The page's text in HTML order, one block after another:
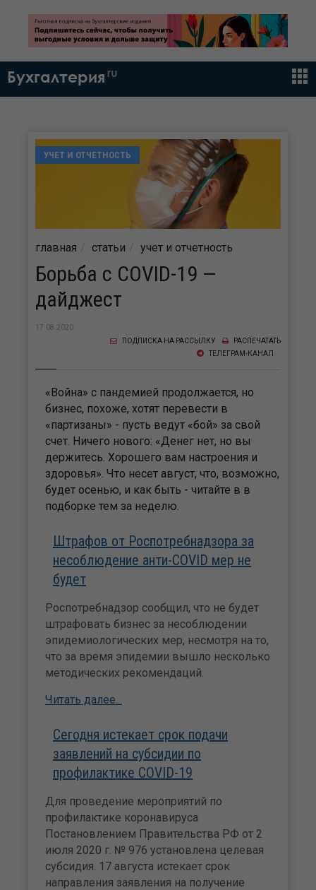
Бухгалтерия ru
УЧЕТ И ОТЧЕТНОСТЬ
главная статьи учет и отчетность
Борьба с COVID-19 —
дайджест
17.08.2020
РАСПЕЧАТАТЬ
ПОДПИСКА НА РАССЫЛКУ
ТЕЛЕГРАМ-КАНАЛ
«Война» с пандемией продолжается, но
бизнес, похоже, хотят перевести в
«партизаны» - пусть ведут «бой» за свой
счет. Ничего нового: «Денег нет, но вы
держитесь. Хорошего вам настроения и
здоровья». Что несет август, что, возможно,
будет осенью, и как быть - читайте в в
подборке тем за неделю.
Штрафов от Роспотребнадзора за
несоблюдение анти-COVID мер не
будет
Роспотребнадзор сообщил, что не будет
штрафовать бизнес за несоблюдении
эпидемиологических мер, несмотря на то,
что за время эпидемии вышло несколько
методических рекомендаций.
Читать далее...
Сегодня истекает срок подачи
заявлений на субсидии по
профилактике COVID-19
Для проведение мероприятий по
профилактике коронавируса
Постановлением Правительства РФ от 2
июля 2020 г. № 976 установлена целевая
субсидия. 17 августа истекает срок
направления заявления на получение